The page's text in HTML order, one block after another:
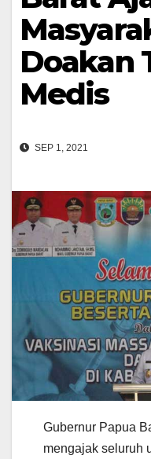
Doakan
Medis
SEP 1, 2021
Gubernur Papua
mengajak seluruh